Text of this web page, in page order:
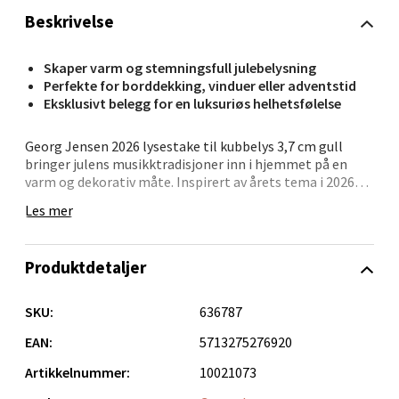
Beskrivelse
Skaper varm og stemningsfull julebelysning
Perfekte for borddekking, vinduer eller adventstid
Eksklusivt belegg for en luksuriøs helhetsfølelse
Georg Jensen 2026 lysestake til kubbelys 3,7 cm gull
bringer julens musikktradisjoner inn i hjemmet på en
varm og dekorativ måte. Inspirert av årets tema i 2026
belagt med 18 karat gult gull.
enten på bordet, i vinduet eller som holder for
luksuriøs helhetsfølelse og fremhever lysets glød.
• Lysestake 3,7 cm
• 18 karat gult gullbelegg
Les mer
Produktdetaljer
SKU:
636787
EAN:
5713275276920
Artikkelnummer:
10021073
Åpent i dag 10-18
Velg
Oppdal - Aunasenteret
Åpent i dag 10-18
0 i butikk